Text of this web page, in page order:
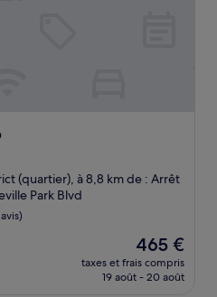
(quartier), à 8,8 km de : Arrêt
Park Blvd
Le
nouveau
prix
465 €
taxes et frais compris
19 août - 20 août